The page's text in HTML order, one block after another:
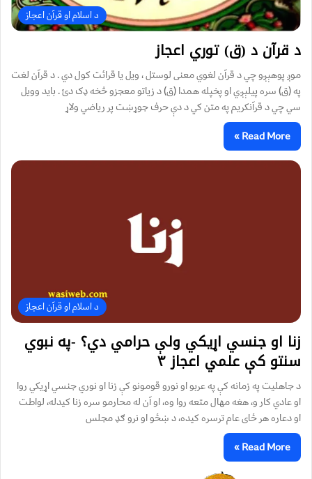
د اسلام او قرآن اعجاز
د قرآن د (ق) توري اعجاز
موږ پوهېږو چي د قرآن لغوي معنی لوستل ، ويل يا قرائت کول دي . د قرآن لغت
په (ق) سره پيلېږي او پخپله همدا (ق) د زياتو معجزو څخه ډک دئ . بايد وويل
سي چي د قرآنکريم په متن کي د دې حرف جوړښت پر رياضي ولاړ
Read More »
د اسلام او قرآن اعجاز
زنا او جنسي اړیکي ولې حرامي دي؟ -په نبوي
سنتو کې علمي اعجاز ۳
د جاهلیت په زمانه کې په عربو او نورو قومونو کې زنا او نوري جنسي اړیکي روا
او عادي کار و، هغه مهال متعه روا وه، او آن له محارمو سره زنا کیدله، لواطت
او دعاره هر ځای عام ترسره کیده، د ښځو او نرو ګډ مجلس
Read More »